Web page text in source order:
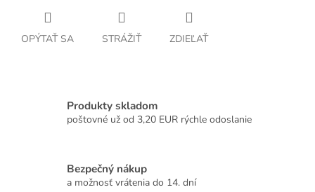
OPÝTAŤ SA STRÁŽIŤ ZDIEĽAŤ
Produkty skladom
poštovné už od 3,20 EUR rýchle odoslanie
Bezpečný nákup
a možnosť vrátenia do 14. dní